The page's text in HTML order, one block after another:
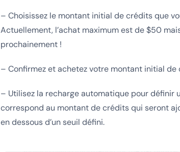
– Choisissez le montant initial de crédits que
Actuellement, l’achat maximum est de $50
prochainement !
– Confirmez et achetez votre montant initial de
– Utilisez la recharge automatique pour définir
correspond au montant de crédits qui seront
en dessous d’un seuil défini.